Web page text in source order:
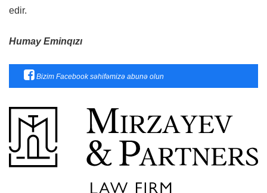
edir.
Humay Eminqızı
Bizim Facebook səhifəmizə abunə olun